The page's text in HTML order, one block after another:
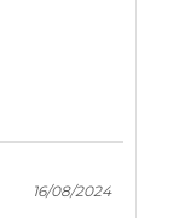
16/08/2024